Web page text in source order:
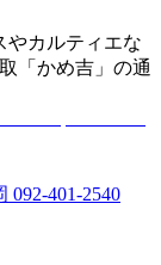
やカルティエな
「かめ吉」の通
092-401-2540